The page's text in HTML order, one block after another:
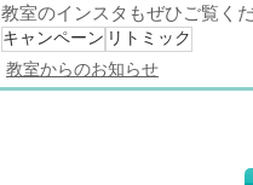
教室のインスタもぜひご覧く
キャンペーン リトミック
教室からのお知らせ